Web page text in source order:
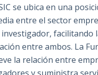
se ubica en una
entre el sector
facilitando
entre ambos. La
la relación entre